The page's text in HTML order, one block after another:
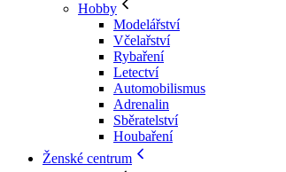
Hobby
Modelářství
Včelařství
Rybaření
Letectví
Automobilismus
Adrenalin
Sběratelství
Houbaření
Ženské centrum